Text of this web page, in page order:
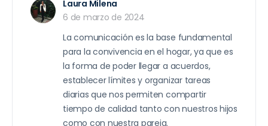
Laura Milena
6 de marzo de 2024
La comunicación es la base fundamental
para la convivencia en el hogar, ya que es
la forma de poder llegar a acuerdos,
establecer límites y organizar tareas
diarias que nos permiten compartir
tiempo de calidad tanto con nuestros hijos
como con nuestra pareja.